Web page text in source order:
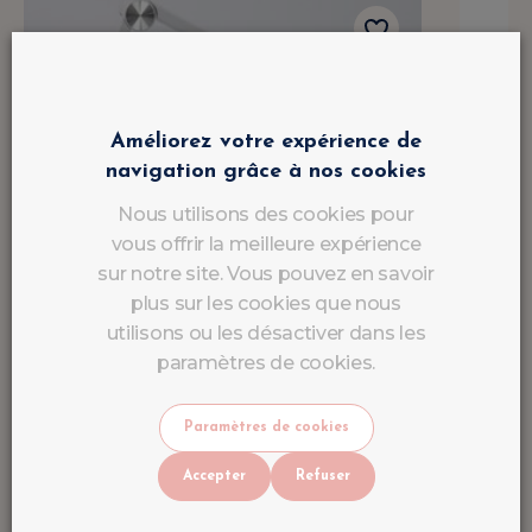
Améliorez votre expérience de
navigation grâce à nos cookies
Nous utilisons des cookies pour
vous offrir la meilleure expérience
sur notre site. Vous pouvez en savoir
plus sur les cookies que nous
utilisons ou les désactiver dans les
paramètres de cookies.
Paramètres de cookies
Accepter Refuser